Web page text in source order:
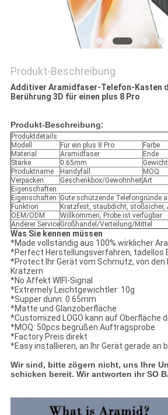
Produkt-Beschreibung
Additiver Aramidfaser-Telefon-Kasten
Berührung 3D für einen plus 8 Pro
Produkt-Beschreibung:
Produktdetails
Modell
Für ein plus 8 Pro Farbe
Material
Aramidfaser Ende
Stärke
0.65mm Gewicht
Produktname
Handyfall MOQ
Verpacken
Geschenkbox/GewohnheitArt
Eigenschaften:
Eigenschaften: Gute schützende Telefongründe
Funktion
Kratzfest, staubdicht, stoßsicher,
OEM/ODM
Willkommen, Probe ist verfügbar
Anderer ServiceGroßhandel/Verteilung/Mittel
Was Sie kennen müssen
*Made vollständig aus 100% wirklicher
*Perfect Herstellungsverfahren, tadellos
*Protect Ihr Gerät vom Schmutz, von den
Kratzern
*No Affekt WIFI-Signal
*Extremely Leichtgewichtler: 10g
*Supper dünn: 0.65mm
*Matte und Glanzoberfläche
*Customized LOGO kann auf Oberfläche
*MOQ: 50pcs begrüßen Auftragsprobe
*Factory Preis direkt
*Easy installieren, an Ihr Gerät gerade an
Wir sind, bitte zögern nicht, uns Ihre
schicken bereit. Wir antworten ihr SO